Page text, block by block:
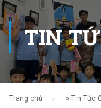
TIN
Trang chủ » Tin Tức